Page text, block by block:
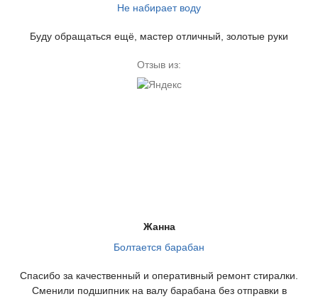
Не набирает воду
Буду обращаться ещё, мастер отличный, золотые руки
Отзыв из:
Жанна
Болтается барабан
Спасибо за качественный и оперативный ремонт стиралки.
Сменили подшипник на валу барабана без отправки в